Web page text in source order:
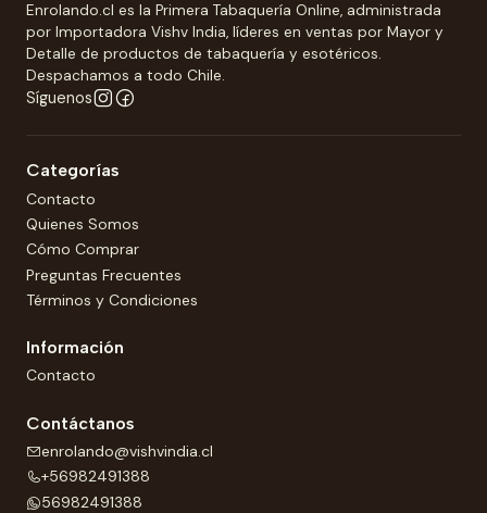
Enrolando.cl es la Primera Tabaquería Online, administrada
por Importadora Vishv India, líderes en ventas por Mayor y
Detalle de productos de tabaquería y esotéricos.
Despachamos a todo Chile.
Síguenos
Categorías
Contacto
Quienes Somos
Cómo Comprar
Preguntas Frecuentes
Términos y Condiciones
Información
Contacto
Contáctanos
enrolando@vishvindia.cl
+56982491388
56982491388